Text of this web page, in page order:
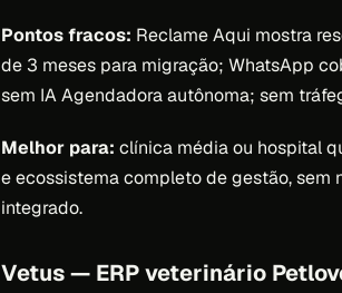
Pontos fracos: Reclame Aqui mostra
de 3 meses para migração; WhatsApp
sem IA Agendadora autônoma; sem
Melhor para: clínica média ou hospital
e ecossistema completo de gestão,
integrado.
Vetus — ERP veterinário